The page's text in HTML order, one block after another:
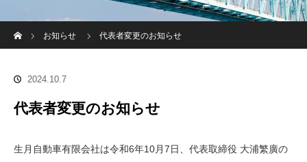
お知らせ
代表者変更のお知らせ
2024.10.7
代表者変更のお知らせ
生月自動車有限会社は令和6年10月7日、代表取締役 大浦繁廣の